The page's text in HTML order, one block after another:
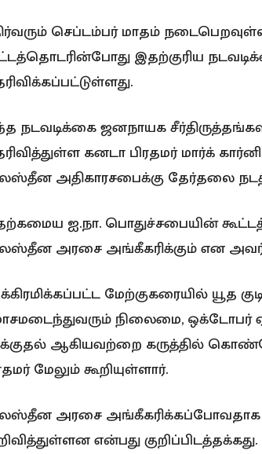
செப்டம்பர் மாதம்
இதற்குரிய
நடவடிக்கை ஜனநாயக
கனடா பிரதமர் மார்க்
அதிகாரசபைக்கு தேர்தலை
ஐ.நா. பொதுச்சபையின்
அரசை அங்கீகரிக்கும் என அவர்
மேற்குகரையில் யூத
நிலைமை,
ஆகியவற்றை கருத்தில்
மேலும் கூறியுள்ளார்.
அரசை அங்கீகரிக்கப்போவதாக
என்பது குறிப்பிடத்தக்கது.